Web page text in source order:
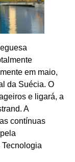
em maio,
da Suécia. O
e ligará, a
A
contínuas